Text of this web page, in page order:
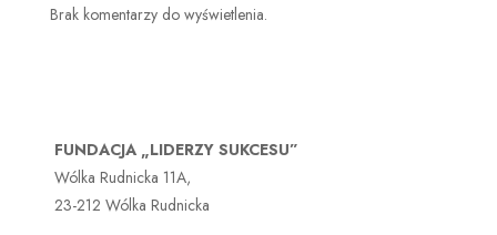
Brak komentarzy do wyświetlenia.
FUNDACJA „LIDERZY SUKCESU”
Wólka Rudnicka 11A,
23-212 Wólka Rudnicka